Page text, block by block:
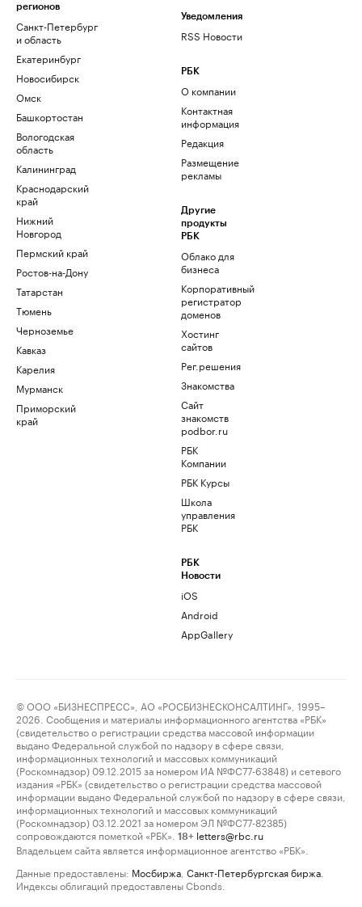
регионов
Санкт-Петербург
и область
Екатеринбург
Новосибирск
Омск
Башкортостан
Вологодская
область
Калининград
Краснодарский
край
Нижний
Новгород
Пермский край
Ростов-на-Дону
Татарстан
Тюмень
Черноземье
Кавказ
Карелия
Мурманск
Приморский
край
Уведомления
RSS Новости
РБК
О компании
Контактная
информация
Редакция
Размещение
рекламы
Другие
продукты
РБК
Облако для
бизнеса
Корпоративный
регистратор
доменов
Хостинг
сайтов
Рег.решения
Знакомства
Сайт
знакомств
podbor.ru
РБК
Компании
РБК Курсы
Школа
управления
РБК
РБК
Новости
iOS
Android
AppGallery
© ООО «БИЗНЕСПРЕСС», АО «РОСБИЗНЕСКОНСАЛТИНГ», 1995–
2026. Сообщения и материалы информационного агентства «РБК»
(свидетельство о регистрации средства массовой информации
выдано Федеральной службой по надзору в сфере связи,
информационных технологий и массовых коммуникаций
(Роскомнадзор) 09.12.2015 за номером ИА №ФС77-63848) и сетевого
издания «РБК» (свидетельство о регистрации средства массовой
информации выдано Федеральной службой по надзору в сфере связи,
информационных технологий и массовых коммуникаций
(Роскомнадзор) 03.12.2021 за номером ЭЛ №ФС77-82385)
сопровождаются пометкой «РБК».
18+ letters@rbc.ru
Владельцем сайта является информационное агентство «РБК».
Данные предоставлены: Мосбиржа Санкт-Петербургская биржа
Индексы облигаций предоставлены Cbonds.